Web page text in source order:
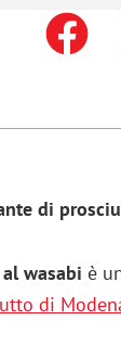
di
wasabi è
di